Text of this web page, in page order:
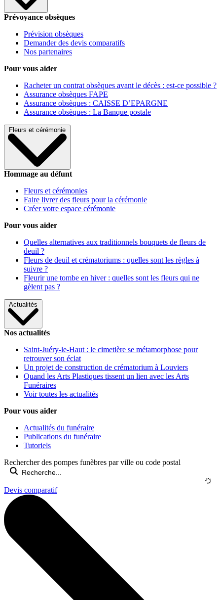
Prévoyance obsèques
Prévision obsèques
Demander des devis comparatifs
Nos partenaires
Pour vous aider
Racheter un contrat obsèques avant le décès : est-ce possible ?
Assurance obsèques FAPE
Assurance obsèques : CAISSE D’EPARGNE
Assurance obsèques : La Banque postale
Fleurs et cérémonie
Hommage au défunt
Fleurs et cérémonies
Faire livrer des fleurs pour la cérémonie
Créer votre espace cérémonie
Pour vous aider
Quelles alternatives aux traditionnels bouquets de fleurs de
deuil ?
Fleurs de deuil et crématoriums : quelles sont les règles à
suivre ?
Fleurir une tombe en hiver : quelles sont les fleurs qui ne
gèlent pas ?
Actualités
Nos actualités
Saint-Juéry-le-Haut : le cimetière se métamorphose pour
retrouver son éclat
Un projet de construction de crématorium à Louviers
Quand les Arts Plastiques tissent un lien avec les Arts
Funéraires
Voir toutes les actualités
Pour vous aider
Actualités du funéraire
Publications du funéraire
Tutoriels
Rechercher des pompes funèbres par ville ou code postal
Devis comparatif